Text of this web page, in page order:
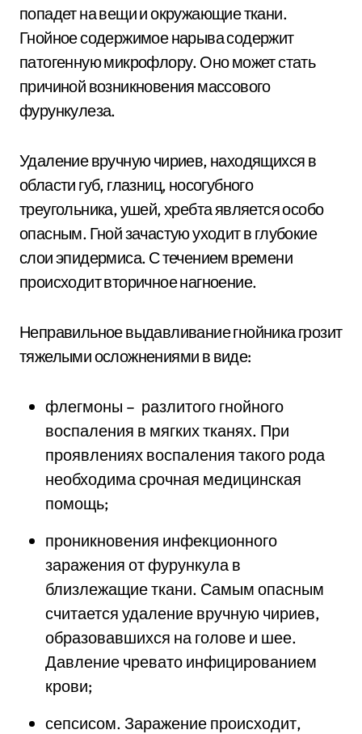
попадет на вещи и окружающие ткани.
Гнойное содержимое нарыва содержит
патогенную микрофлору. Оно может стать
причиной возникновения массового
фурункулеза.
Удаление вручную чириев, находящихся в
области губ, глазниц, носогубного
треугольника, ушей, хребта является особо
опасным. Гной зачастую уходит в глубокие
слои эпидермиса. С течением времени
происходит вторичное нагноение.
Неправильное выдавливание гнойника грозит
тяжелыми осложнениями в виде:
флегмоны – разлитого гнойного
воспаления в мягких тканях. При
проявлениях воспаления такого рода
необходима срочная медицинская
помощь;
проникновения инфекционного
заражения от фурункула в
близлежащие ткани. Самым опасным
считается удаление вручную чириев,
образовавшихся на голове и шее.
Давление чревато инфицированием
крови;
сепсисом. Заражение происходит,